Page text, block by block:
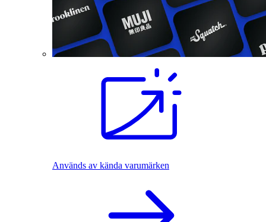
Används av kända varumärken